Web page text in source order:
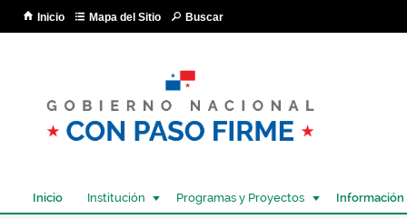
Inicio Mapa del Sitio Buscar
Inicio Institución Programas y Proyectos Información